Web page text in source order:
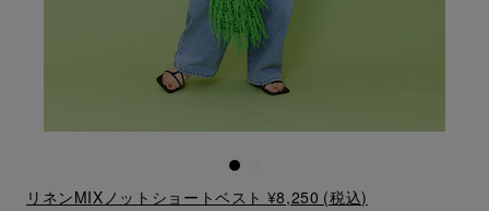
リネンMIXノットショートベスト ¥8,250 (税込)